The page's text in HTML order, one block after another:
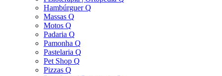
Hambúrguer Q
Massas Q
Motos Q
Padaria Q
Pamonha Q
Pastelaria Q
Pet Shop Q
Pizzas Q